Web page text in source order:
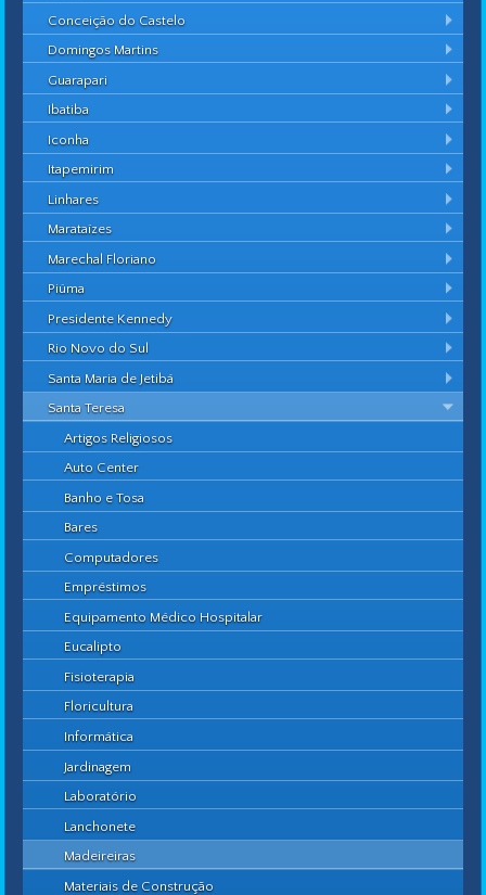
Conceição do Castelo
Domingos Martins
Guarapari
Ibatiba
Iconha
Itapemirim
Linhares
Marataízes
Marechal Floriano
Piúma
Presidente Kennedy
Rio Novo do Sul
Santa Maria de Jetibá
Santa Teresa
Artigos Religiosos
Auto Center
Banho e Tosa
Bares
Computadores
Empréstimos
Equipamento Médico Hospitalar
Eucalipto
Fisioterapia
Floricultura
Informática
Jardinagem
Laboratório
Lanchonete
Madeireiras
Materiais de Construção